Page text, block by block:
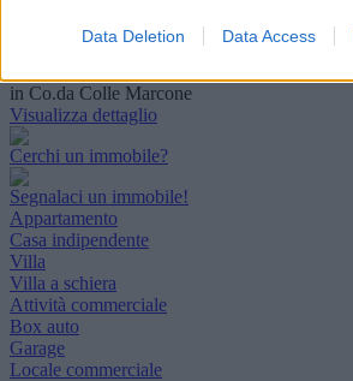
Data Deletion Data Access
di 320 mq ca.
in Co.da Colle Marcone
Visualizza dettaglio
Cerchi un immobile?
Segnalaci un immobile!
Appartamento
Casa indipendente
Villa
Villa a schiera
Attività commerciale
Box auto
Garage
Locale commerciale